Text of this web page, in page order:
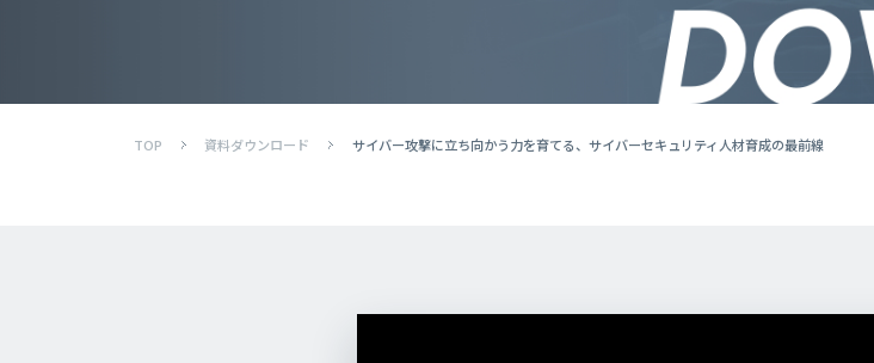
TOP 資料ダウンロード サイバー攻撃に立ち向かう力を育てる、サイバーセキュリティ人材育成の最前線